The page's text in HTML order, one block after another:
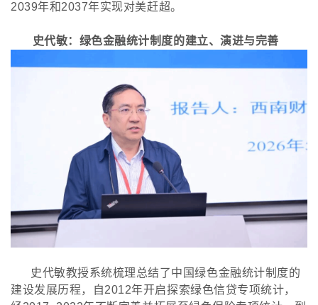
2039年和2037年实现对美赶超。
史代敏：绿色金融统计制度的建立、演进与完善
史代敏教授系统梳理总结了中国绿色金融统计制度的
建设发展历程，自2012年开启探索绿色信贷专项统计，